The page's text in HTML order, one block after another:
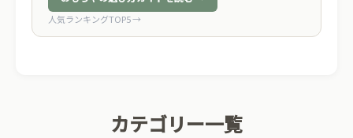
人気ランキングTOP5 →
カテゴリー一覧